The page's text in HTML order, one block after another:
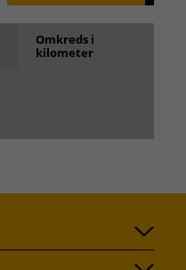
Omkreds i
kilometer
på dig: